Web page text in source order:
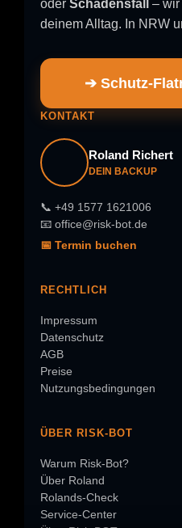
oder Schadensfall
–
deinem Alltag. In NRW
➔ Schutz-
KONTAKT
Roland Richert
DEIN BACKUP
📞 +49 1577 1621006
📧 office@risk-bot.de
📅 Termin buchen
RECHTLICH
Impressum
Datenschutz
AGB
Preise
Nutzungsbedingungen
ÜBER RISK-BOT
Warum Risk-Bot?
Über Roland
Rolands-Check
Service-Center